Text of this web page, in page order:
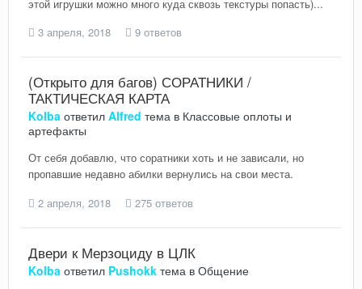
этой игрушки можно много куда сквозь текстуры попасть)...
3 апреля, 2018
9 ответов
(Открыто для багов) СОРАТНИКИ /
ТАКТИЧЕСКАЯ КАРТА
Kolba ответил Alfred тема в Классовые оплоты и
артефакты
От себя добавлю, что соратники хоть и не зависали, но
пропавшие недавно абилки вернулись на свои места.
2 апреля, 2018
275 ответов
Двери к Мерзоциду в ЦЛК
Kolba ответил Pushokk тема в Общение